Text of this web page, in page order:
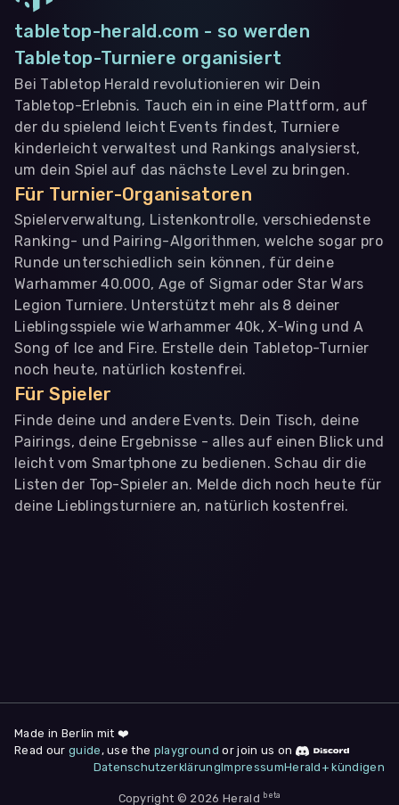
tabletop-herald.com - so werden
Tabletop-Turniere organisiert
Bei Tabletop Herald revolutionieren wir Dein
Tabletop-Erlebnis. Tauch ein in eine Plattform, auf
der du spielend leicht Events findest, Turniere
kinderleicht verwaltest und Rankings analysierst,
um dein Spiel auf das nächste Level zu bringen.
Für Turnier-Organisatoren
Spielerverwaltung, Listenkontrolle, verschiedenste
Ranking- und Pairing-Algorithmen, welche sogar pro
Runde unterschiedlich sein können, für deine
Warhammer 40.000, Age of Sigmar oder Star Wars
Legion Turniere. Unterstützt mehr als 8 deiner
Lieblingsspiele wie Warhammer 40k, X-Wing und A
Song of Ice and Fire. Erstelle dein Tabletop-Turnier
noch heute, natürlich kostenfrei.
Für Spieler
Finde deine und andere Events. Dein Tisch, deine
Pairings, deine Ergebnisse - alles auf einen Blick und
leicht vom Smartphone zu bedienen. Schau dir die
Listen der Top-Spieler an. Melde dich noch heute für
deine Lieblingsturniere an, natürlich kostenfrei.
deine Zustimmung jederzeit unter "
am Seitenende widerrufen.
Nur notwendige
Made in Berlin mit ❤️
Read our guide , use the playground or join us on
DatenschutzerklärungImpressumHerald+ kündigen
Copyright © 2026 Herald beta